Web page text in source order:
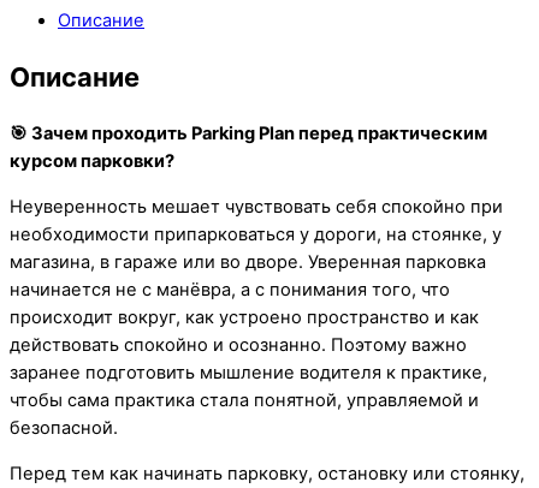
Описание
Описание
🎯 Зачем проходить Parking Plan перед практическим
курсом парковки?
Неуверенность мешает чувствовать себя спокойно при
необходимости припарковаться у дороги, на стоянке, у
магазина, в гараже или во дворе. Уверенная парковка
начинается не с манёвра, а с понимания того, что
происходит вокруг, как устроено пространство и как
действовать спокойно и осознанно. Поэтому важно
заранее подготовить мышление водителя к практике,
чтобы сама практика стала понятной, управляемой и
безопасной.
Перед тем как начинать парковку, остановку или стоянку,